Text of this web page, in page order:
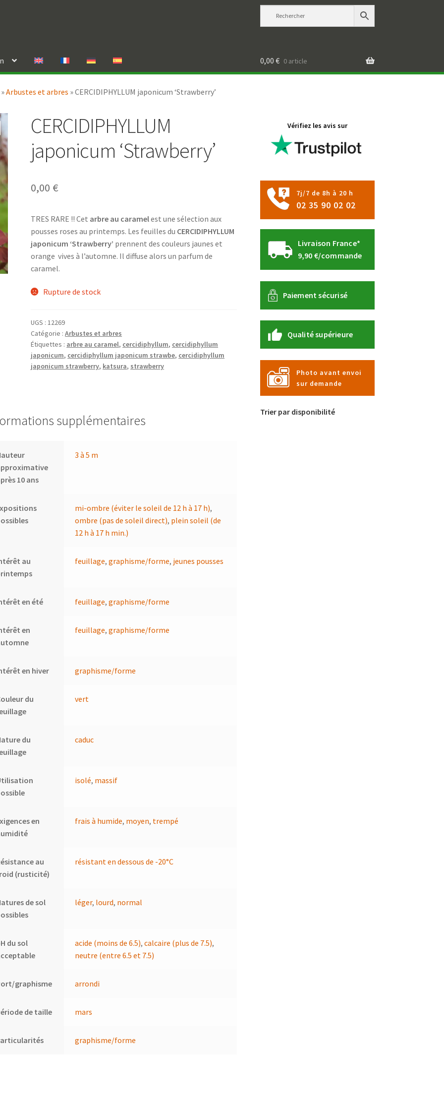
0,00 € 0 article
»Arbustes et arbres »CERCIDIPHYLLUM japonicum ‘Strawberry’
CERCIDIPHYLLUM
japonicum ‘Strawberry’
0,00 €
TRES RARE !! Cet arbre au caramelest une sélection aux
pousses roses au printemps. Les feuilles du CERCIDIPHYLLUM
japonicum ‘Strawberry’ prennent des couleurs jaunes et
orange vives à l’automne. Il diffuse alors un parfum de
caramel.
Rupture de stock
UGS :12269
Catégorie :Arbustes et arbres
Étiquettes : arbre au caramel, cercidiphyllum, cercidiphyllum
japonicum, cercidiphyllum japonicum strawbe, cercidiphyllum
japonicum strawberry, katsura, strawberry
supplémentaires
10 ans
3 à 5 m
mi-ombre (éviter le soleil de 12 h à 17 h),
ombre (pas de soleil direct), plein soleil (de
12 h à 17 h min.)
au
feuillage,graphisme/forme, jeunes pousses
en été feuillage,graphisme/forme
en
feuillage,graphisme/forme
en hiver graphisme/forme
du
vert
du
caduc
isolé, massif
en
frais à humide, moyen, trempé
au
(rusticité)
résistant en dessous de -20°C
de sol
léger, lourd, normal
du sol
acide (moins de 6.5),calcaire (plus de 7.5),
neutre (entre 6.5 et 7.5)
graphisme arrondi
de taille mars
graphisme/forme
Vérifiez les avis sur
7j/7 de 8h à 20 h
02 35 90 02 02
Livraison France*
9,90 €/commande
Paiement sécurisé
Qualité supérieure
Photo avant envoi
sur demande
Trier par disponibilité